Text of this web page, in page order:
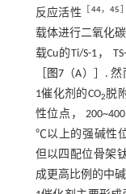
反应活性
44，45
载体进行二氧化
载Cu的Ti/S-1，
图7 （A）］. 然
1催化剂的CO2脱
性位点，
℃以上的强碱性
但以四配位骨架
成更高比例的中碱